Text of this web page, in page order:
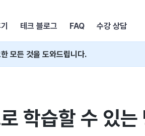
테크 블로그 FAQ 수강 상담
모든 것을 도와드립니다.
학습할 수 있